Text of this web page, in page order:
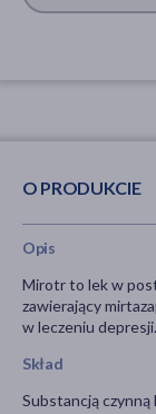
O PRODUKCIE
Opis
Mirotr to lek w
zawierający
w leczeniu depresji.
Skład
Substancją